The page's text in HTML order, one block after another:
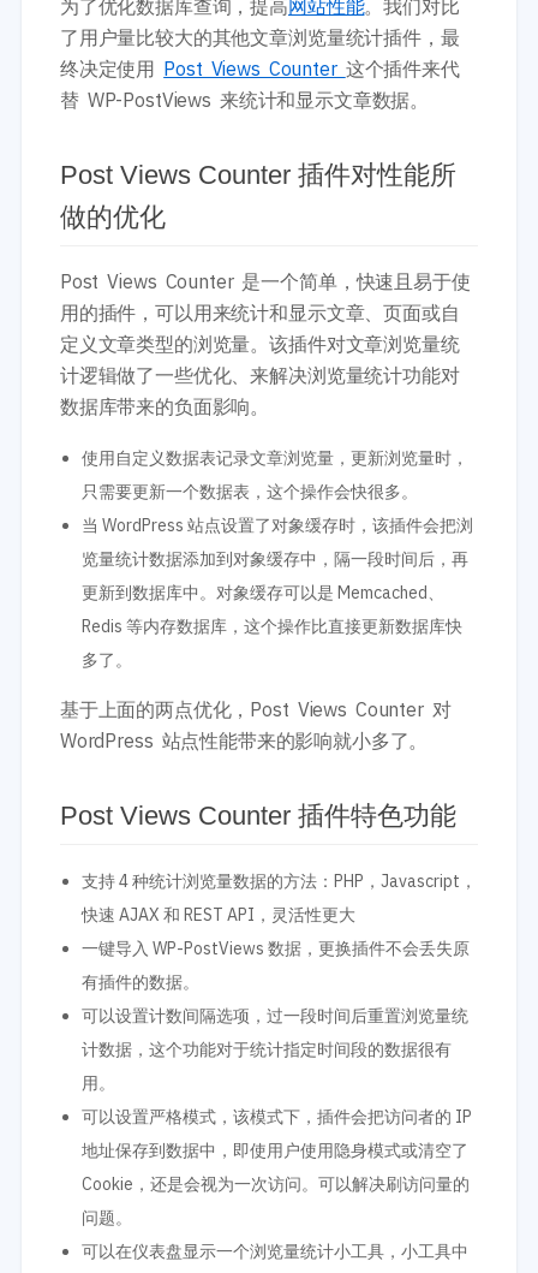
为了优化数据库查询，提高网站性能。我们对比
了用户量比较大的其他文章浏览量统计插件，最
终决定使用 Post Views Counter 这个插件来代
替 WP-PostViews 来统计和显示文章数据。
Post Views Counter 插件对性能所
做的优化
Post Views Counter 是一个简单，快速且易于使
用的插件，可以用来统计和显示文章、页面或自
定义文章类型的浏览量。该插件对文章浏览量统
计逻辑做了一些优化、来解决浏览量统计功能对
数据库带来的负面影响。
使用自定义数据表记录文章浏览量，更新浏览量时，
只需要更新一个数据表，这个操作会快很多。
当 WordPress 站点设置了对象缓存时，该插件会把浏
览量统计数据添加到对象缓存中，隔一段时间后，再
更新到数据库中。对象缓存可以是 Memcached、
Redis 等内存数据库，这个操作比直接更新数据库快
多了。
基于上面的两点优化，Post Views Counter 对
WordPress 站点性能带来的影响就小多了。
Post Views Counter 插件特色功能
支持 4 种统计浏览量数据的方法：PHP，Javascript，
快速 AJAX 和 REST API，灵活性更大
一键导入 WP-PostViews 数据，更换插件不会丢失原
有插件的数据。
可以设置计数间隔选项，过一段时间后重置浏览量统
计数据，这个功能对于统计指定时间段的数据很有
用。
可以设置严格模式，该模式下，插件会把访问者的 IP
地址保存到数据中，即使用户使用隐身模式或清空了
Cookie，还是会视为一次访问。可以解决刷访问量的
问题。
可以在仪表盘显示一个浏览量统计小工具，小工具中